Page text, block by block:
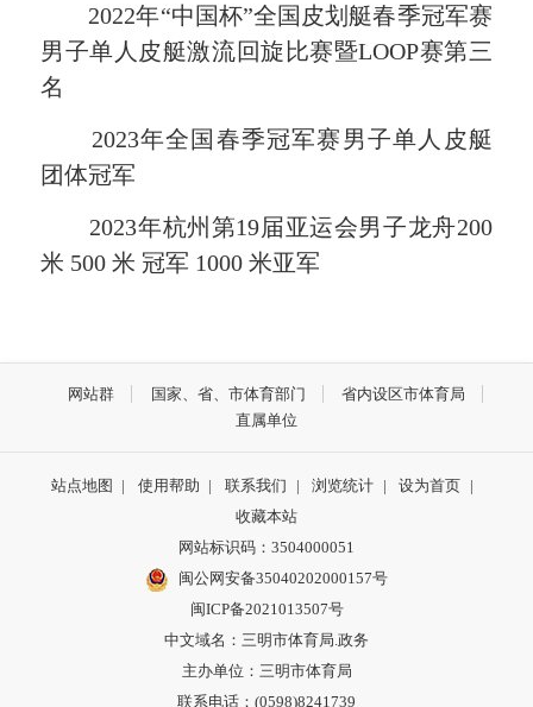
2022年“中国杯”全国皮划艇春季冠军赛
男子单人皮艇激流回旋比赛暨LOOP赛第三
名
2023年全国春季冠军赛男子单人皮艇
团体冠军
2023年杭州第19届亚运会男子龙舟200
米 500 米 冠军 1000 米亚军
网站群 国家、省、市体育部门
省内设区市体育局
直属单位
站点地图 | 使用帮助 | 联系我们 | 浏览统计 | 设为首页 |
收藏本站
网站标识码：3504000051
闽公网安备35040202000157号
闽ICP备2021013507号
中文域名：三明市体育局.政务
主办单位：三明市体育局
联系电话：(0598)8241739